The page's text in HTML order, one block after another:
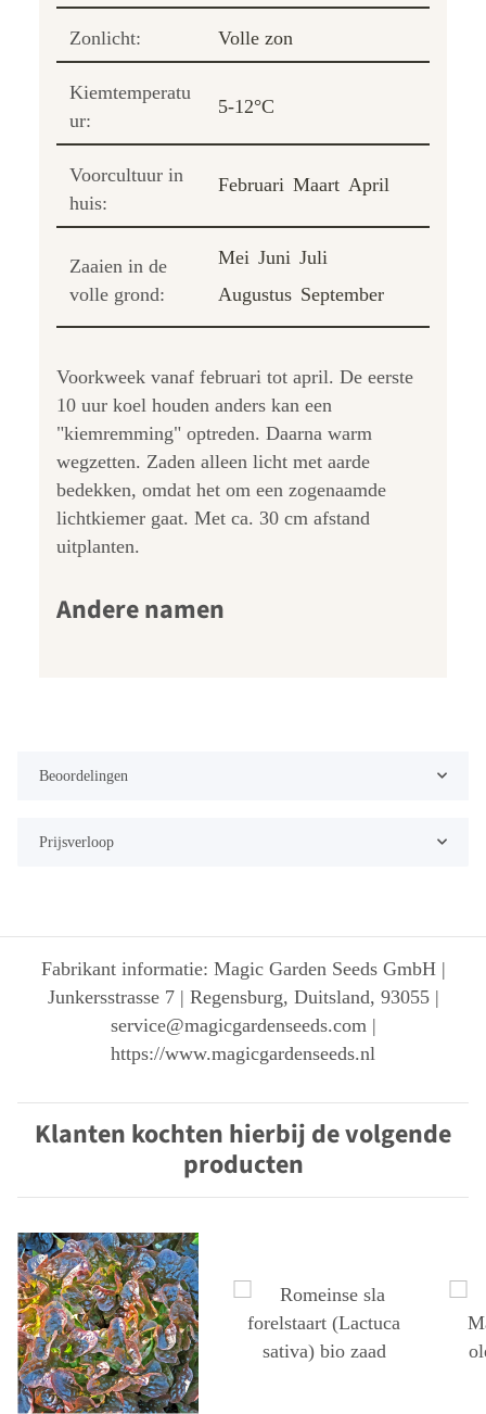
Zonlicht: Volle zon
Kiemtemperatu
ur:
5-12°C
Voorcultuur in
huis:
Februari Maart April
Zaaien in de
volle grond:
Mei Juni Juli
Augustus September
Voorkweek vanaf februari tot april. De eerste
10 uur koel houden anders kan een
"kiemremming" optreden. Daarna warm
wegzetten. Zaden alleen licht met aarde
bedekken, omdat het om een zogenaamde
lichtkiemer gaat. Met ca. 30 cm afstand
uitplanten.
Andere namen
Beoordelingen
Prijsverloop
Fabrikant informatie: Magic Garden Seeds GmbH |
Junkersstrasse 7 | Regensburg, Duitsland, 93055 |
service@magicgardenseeds.com |
https://www.magicgardenseeds.nl
Klanten kochten hierbij de volgende
producten